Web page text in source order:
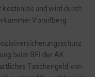
kostenlos und wird durch
Vorarlberg
beim BFI der AK
Taschengeld von